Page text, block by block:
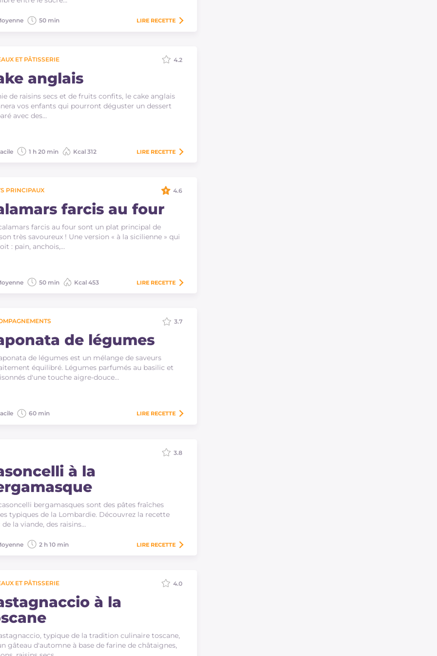
50 min LIRE RECETTE
ET PÂTISSERIE
anglais
de raisins secs et de fruits confits, le cake anglais
vos enfants qui pourront déguster un dessert
avec des…
4.2
1 h 20 min Kcal 312 LIRE RECETTE
PRINCIPAUX
farcis au four
farcis au four sont un plat principal de
très savoureux ! Une version « à la sicilienne » qui
: pain, anchois,…
4.6
50 min Kcal 453 LIRE RECETTE
de légumes
de légumes est un mélange de saveurs
équilibré. Légumes parfumés au basilic et
d'une touche aigre-douce…
3.7
60 min LIRE RECETTE
à la
bergamasques sont des pâtes fraîches
typiques de la Lombardie. Découvrez la recette
de la viande, des raisins…
3.8
2 h 10 min LIRE RECETTE
ET PÂTISSERIE
à la
typique de la tradition culinaire toscane,
gâteau d'automne à base de farine de châtaignes,
4.0